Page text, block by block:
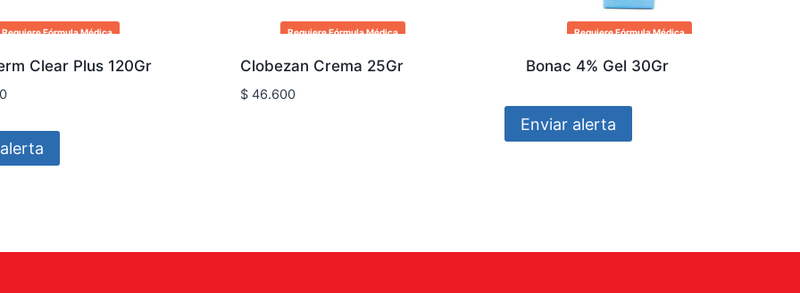
Requiere Fórmula Médica
Clear Plus 120Gr
Requiere Fórmula Médica
Clobezan Crema 25Gr
$46.600
Requiere Fórmula Médica
Bonac 4% Gel 30Gr
Enviar alerta